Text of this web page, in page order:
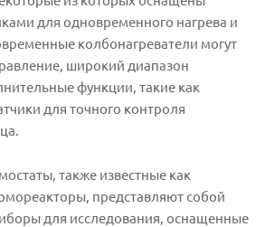
для одновременного нагрева и
колбонагреватели могут
широкий диапазон
функции, такие как
для точного контроля
также известные как
представляют собой
для исследования, оснащенные